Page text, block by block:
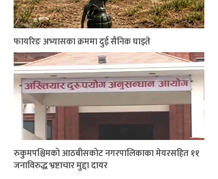
फायरिङ अभ्यासका क्रममा दुई सैनिक घाइते
रुकुमपश्चिमको आठबीसकोट नगरपालिकाका मेयरसहित ११
जनाविरुद्ध भ्रष्टाचार मुद्दा दायर